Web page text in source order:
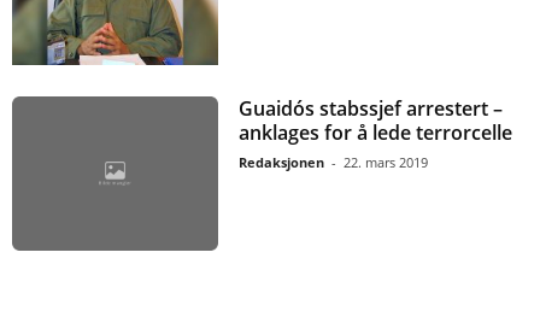
Guaidós stabssjef arrestert –
anklages for å lede terrorcelle
Redaksjonen - 22. mars 2019